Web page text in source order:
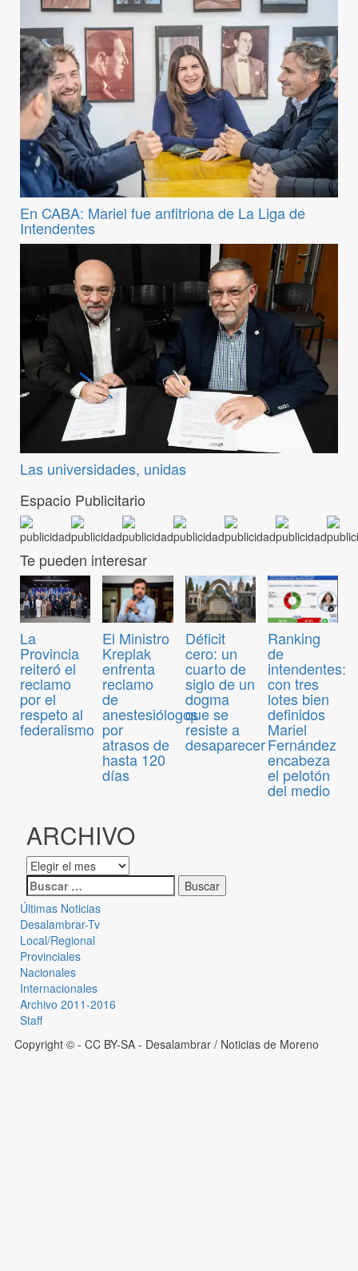
En CABA: Mariel fue anfitriona de La Liga de
Intendentes
Las universidades, unidas
Espacio Publicitario
Te pueden interesar
La
Provincia
reiteró el
reclamo
por el
respeto al
federalismo
El Ministro
Kreplak
enfrenta
reclamo
de
anestesiólogos
por
atrasos de
hasta 120
días
Déficit
cero: un
cuarto de
siglo de un
dogma
que se
resiste a
desaparecer
Ranking
de
intendentes:
con tres
lotes bien
definidos
Mariel
Fernández
encabeza
el pelotón
del medio
ARCHIVO
Últimas Noticias
Desalambrar-Tv
Local/Regional
Provinciales
Nacionales
Internacionales
Archivo 2011-2016
Staff
Copyright © - CC BY-SA - Desalambrar / Noticias de Moreno